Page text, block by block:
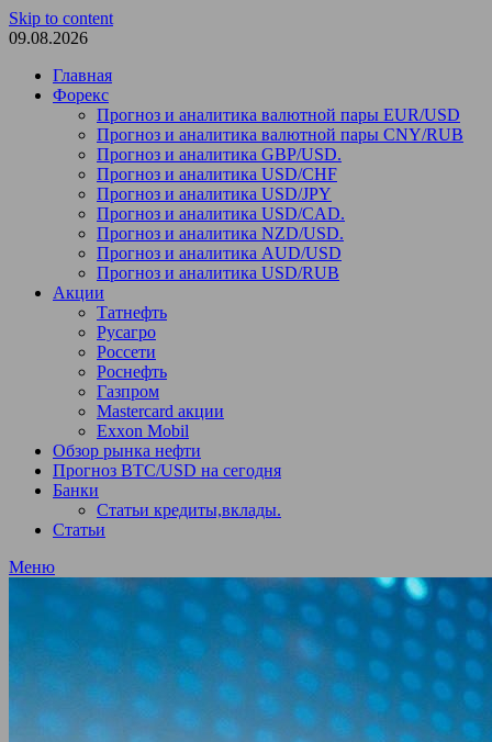
Skip to content
09.08.2026
Главная
Форекс
Прогноз и аналитика валютной пары EUR/USD
Прогноз и аналитика валютной пары CNY/RUB
Прогноз и аналитика GBP/USD.
Прогноз и аналитика USD/CHF
Прогноз и аналитика USD/JPY
Прогноз и аналитика USD/CAD.
Прогноз и аналитика NZD/USD.
Прогноз и аналитика AUD/USD
Прогноз и аналитика USD/RUB
Акции
Татнефть
Русагро
Россети
Роснефть
Газпром
Mastercard акции
Exxon Mobil
Обзор рынка нефти
Прогноз BTC/USD на сегодня
Банки
Статьи кредиты,вклады.
Статьи
Меню